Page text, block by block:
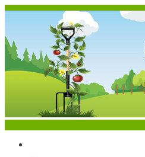
Все о томатах. Выращивание
Выращивание и уход за томатами